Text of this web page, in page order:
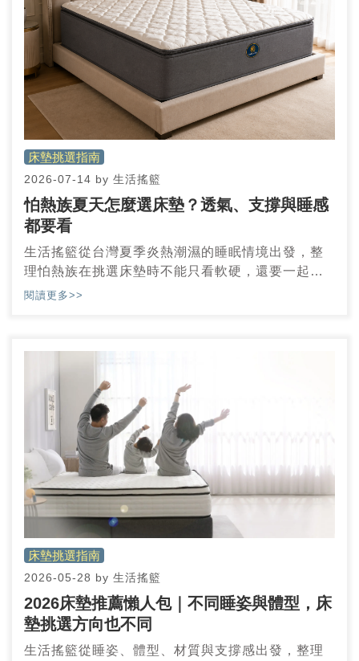
床墊挑選指南
2026-07-14 by 生活搖籃
怕熱族夏天怎麼選床墊？透氣、支撐與睡感
都要看
生活搖籃從台灣夏季炎熱潮濕的睡眠情境出發，整
理怕熱族在挑選床墊時不能只看軟硬，還要一起評
估透氣性、支撐力與實際睡感，幫助使用者找到更
閱讀更多>>
床墊挑選指南
2026-05-28 by 生活搖籃
2026床墊推薦懶人包｜不同睡姿與體型，床
墊挑選方向也不同
生活搖籃從睡姿、體型、材質與支撐感出發，整理